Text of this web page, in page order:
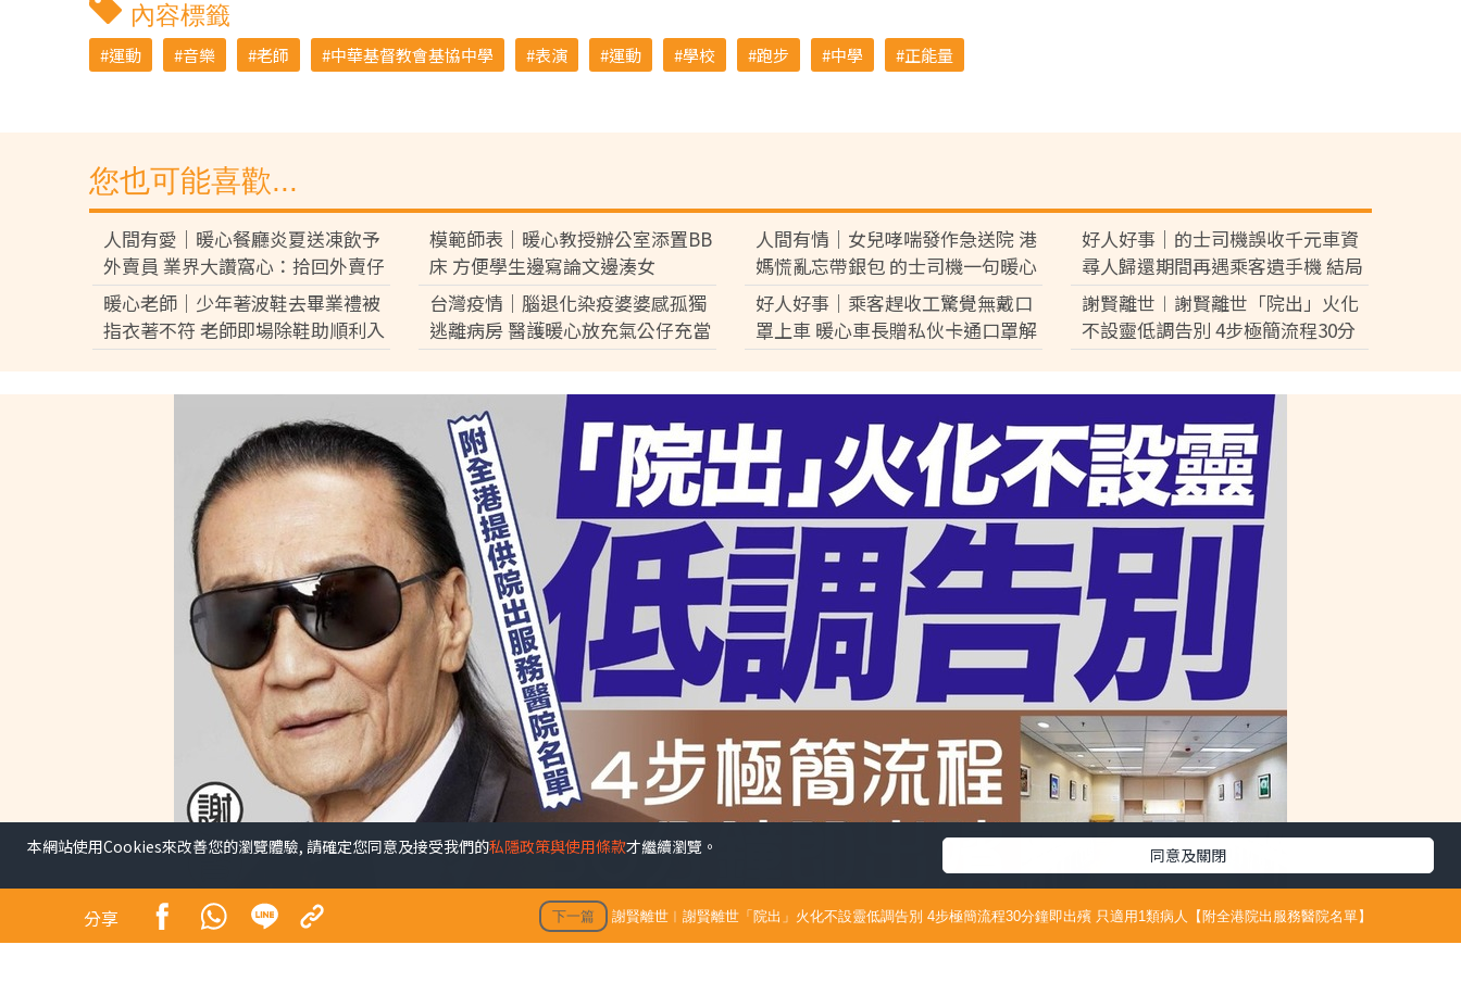
內容標籤
運動 音樂 老師 中華基督教會基協中學 表演 運動 學校 跑步 中學 正能量
您也可能喜歡...
人間有愛｜暖心餐廳炎夏送凍飲予
外賣員 業界大讚窩心：拾回外賣仔
尊嚴
模範師表｜暖心教授辦公室添置BB
床 方便學生邊寫論文邊湊女
人間有情｜女兒哮喘發作急送院 港
媽慌亂忘帶銀包 的士司機一句暖心
說話獲讚
好人好事｜的士司機誤收千元車資
尋人歸還期間再遇乘客遺手機 結局
暖心獲讚「搵良心錢」
暖心老師｜少年著波鞋去畢業禮被
指衣著不符 老師即場除鞋助順利入
場
台灣疫情｜腦退化染疫婆婆感孤獨
逃離病房 醫護暖心放充氣公仔充當
陪伴者
好人好事｜乘客趕收工驚覺無戴口
罩上車 暖心車長贈私伙卡通口罩解
窘
謝賢離世︱謝賢離世「院出」火化
不設靈低調告別 4步極簡流程30分
鐘即出殯 只適用1類病人【附全港
分享 下一篇 謝賢離世︱謝賢離世「院出」火化不設靈低調告別 4步極簡流程30分鐘即出殯 只適用1類病人【附全港院出服務醫院名單】
本網站使用Cookies來改善您的瀏覽體驗, 請確定您同意及接受我們的私隱政策與使用條款才繼續瀏覽。 同意及關閉